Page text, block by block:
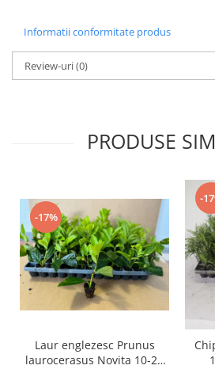
Informatii conformitate produs
Review-uri(0)
PRODUSE
-17%
Laur englezesc Prunus
laurocerasus Novita 10-20
-